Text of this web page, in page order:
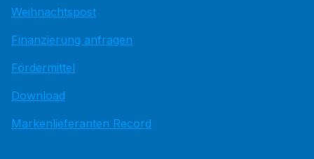
Weihnachtspost
Finanzierung anfragen
Fördermittel
Download
Markenlieferanten Record